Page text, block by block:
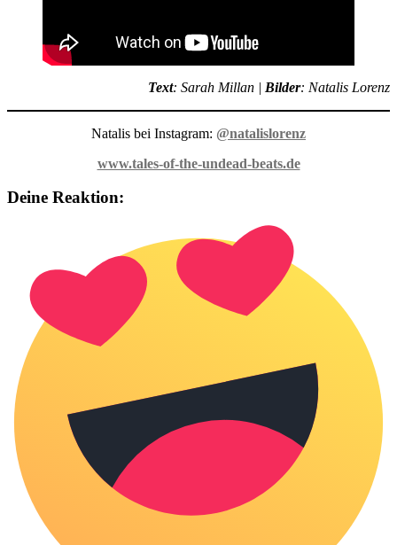
Text: Sarah Millan | Bilder: Natalis Lorenz
Natalis bei Instagram: @natalislorenz
www.tales-of-the-undead-beats.de
Deine Reaktion: